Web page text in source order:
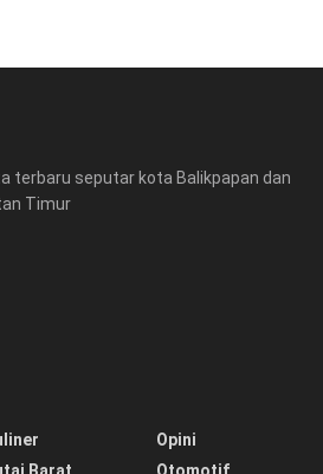
terbaru seputar kota Balikpapan dan
Timur
Barat
Opini
Otomotif